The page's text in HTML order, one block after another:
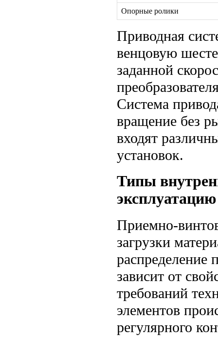
Опорные ролики
Приводная
венцовую
заданной
Система
вращение без
входят
установок.
Типы
эксплуатацию
Приемно-
загрузки
распределение
зависит от
требований
элементов
регулярного